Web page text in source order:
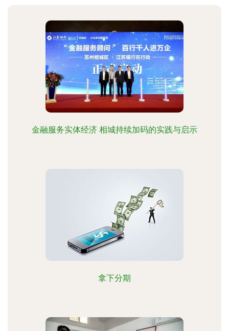
金融服务实体经济 相城持续加码的实践与启示
拿下分期